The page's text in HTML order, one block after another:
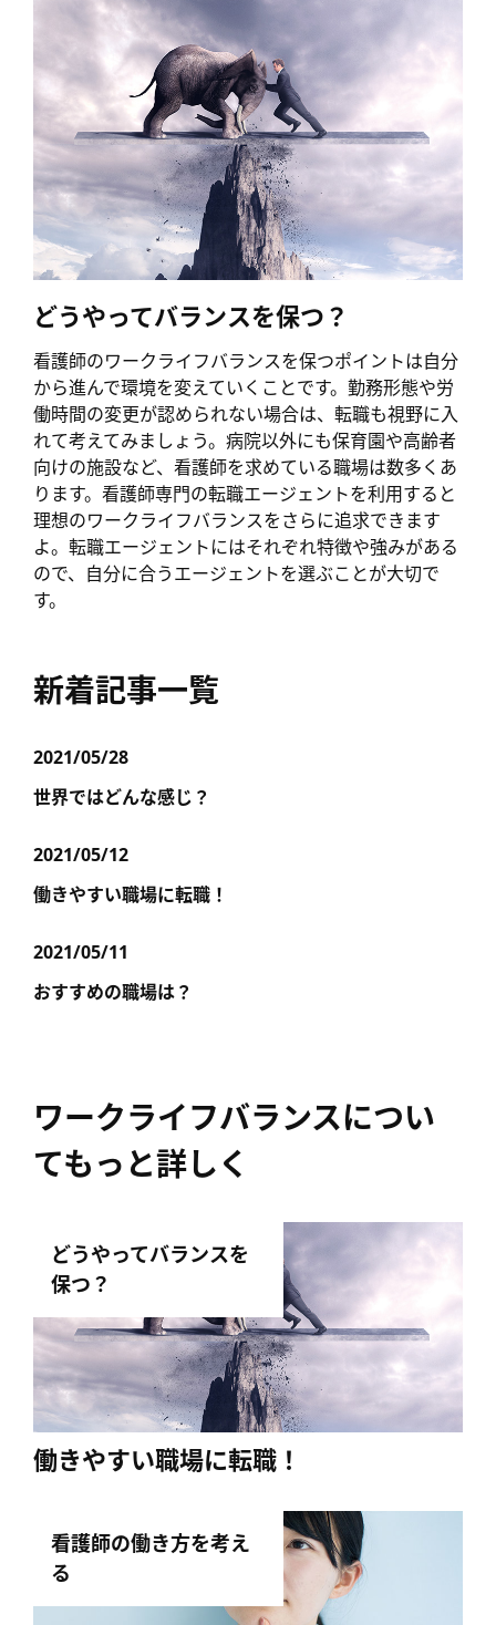
どうやってバランスを保つ？
看護師のワークライフバランスを保つポイントは自分
から進んで環境を変えていくことです。勤務形態や労
働時間の変更が認められない場合は、転職も視野に入
れて考えてみましょう。病院以外にも保育園や高齢者
向けの施設など、看護師を求めている職場は数多くあ
ります。看護師専門の転職エージェントを利用すると
理想のワークライフバランスをさらに追求できます
よ。転職エージェントにはそれぞれ特徴や強みがある
ので、自分に合うエージェントを選ぶことが大切で
す。
新着記事一覧
2021/05/28
世界ではどんな感じ？
2021/05/12
働きやすい職場に転職！
2021/05/11
おすすめの職場は？
ワークライフバランスについ
てもっと詳しく
どうやってバランスを
保つ？
働きやすい職場に転職！
看護師の働き方を考え
る